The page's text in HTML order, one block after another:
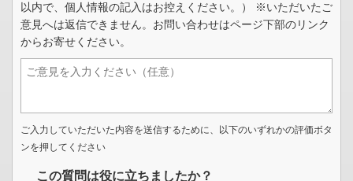
以内で、個人情報の記入はお控えください。） ※いただいたご
意見へは返信できません。お問い合わせはページ下部のリンク
からお寄せください。
ご入力していただいた内容を送信するために、以下のいずれかの評価ボタ
ンを押してください
この質問は役に立ちましたか？